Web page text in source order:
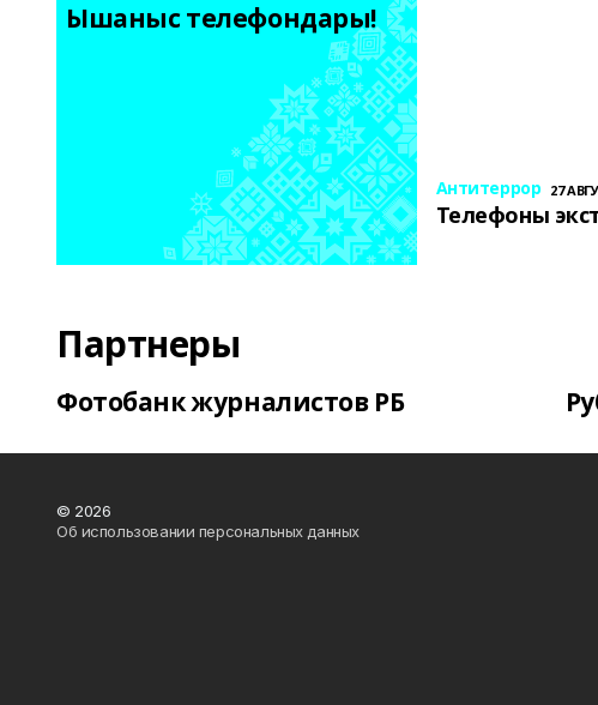
Ышаныс телефондары!
Антитеррор 27
Телефоны
Партнеры
Фотобанк журналистов РБ
© 2026
Об использовании персональных данных